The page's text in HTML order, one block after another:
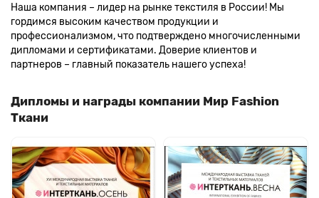
Наша компания – лидер на рынке текстиля в России! Мы
гордимся высоким качеством продукции и
профессионализмом, что подтверждено многочисленными
дипломами и сертификатами. Доверие клиентов и
партнеров – главный показатель нашего успеха!
Дипломы и награды компании Мир Fashion
Ткани